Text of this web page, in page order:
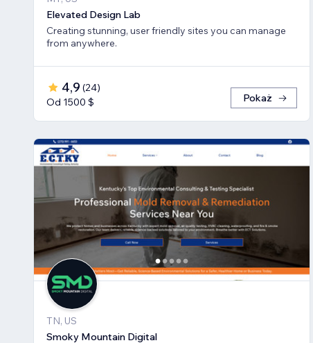
Elevated Design Lab
Creating stunning, user friendly sites you can manage
from anywhere.
4,9 (24)
Od 1500 $
Pokaż
TN, US
Smoky Mountain Digital